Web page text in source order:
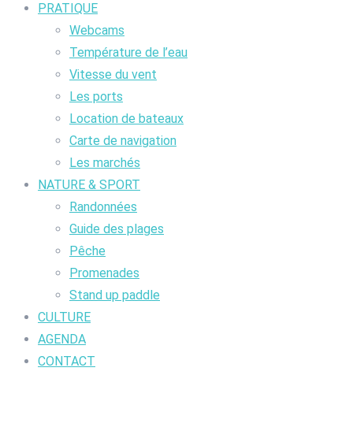
PRATIQUE
Webcams
Température de l’eau
Vitesse du vent
Les ports
Location de bateaux
Carte de navigation
Les marchés
NATURE & SPORT
Randonnées
Guide des plages
Pêche
Promenades
Stand up paddle
CULTURE
AGENDA
CONTACT